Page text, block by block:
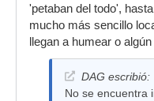
'petaban del todo',
mucho más sencillo
llegan a humear o
DAG escribió:
No se encuentra